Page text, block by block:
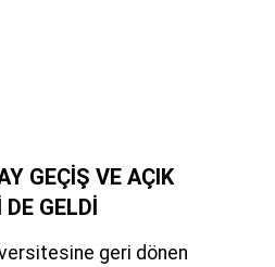
GEÇİŞ VE AÇIK
GELDİ
geri dönen